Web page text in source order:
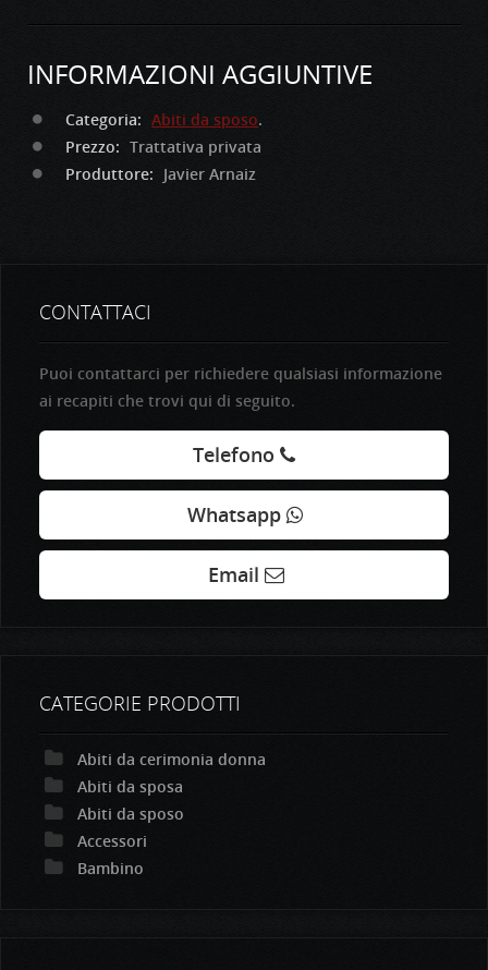
INFORMAZIONI AGGIUNTIVE
Categoria: Abiti da sposo.
Prezzo: Trattativa privata
Produttore: Javier Arnaiz
CONTATTACI
Puoi contattarci per richiedere qualsiasi informazione
ai recapiti che trovi qui di seguito.
Telefono
Whatsapp
Email
CATEGORIE PRODOTTI
Abiti da cerimonia donna
Abiti da sposa
Abiti da sposo
Accessori
Bambino